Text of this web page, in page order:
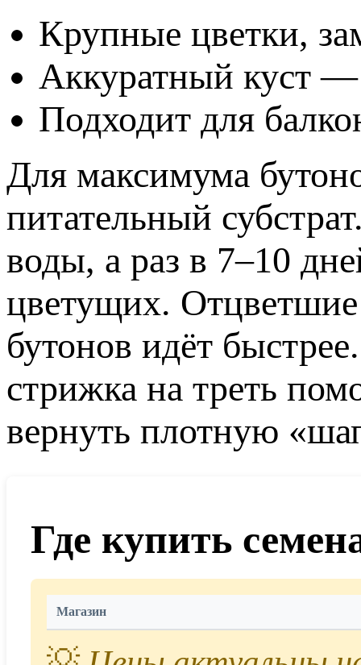
Крупные цветки,
Аккуратный куст —
Подходит для
Для максимума
питательный
воды, а раз в 7–10
цветущих.
бутонов идёт
стрижка на треть
вернуть плотную
Где купить
Магазин